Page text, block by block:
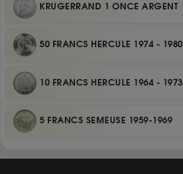
KRUGERRAND 1 ONCE ARGENT
50 FRANCS HERCULE 1974 - 1980
10 FRANCS HERCULE 1964 - 1973
5 FRANCS SEMEUSE 1959-1969